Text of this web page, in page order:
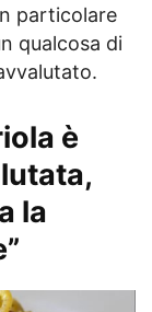
particolare
qualcosa di
è
la